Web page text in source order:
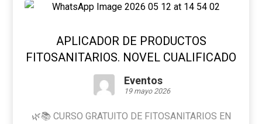
APLICADOR DE PRODUCTOS
FITOSANITARIOS. NOVEL CUALIFICADO
Eventos
19 mayo 2026
🌿📚 CURSO GRATUITO DE FITOSANITARIOS EN